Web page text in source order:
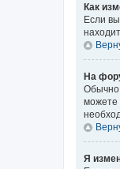
Как
Если
На
Обычно
можете
Я